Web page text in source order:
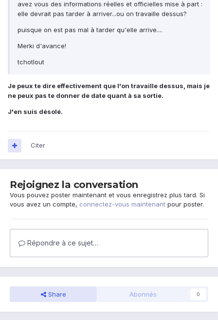
avez vous des informations réelles et officielles mise à part :
elle devrait pas tarder à arriver...ou on travaille dessus?
puisque on est pas mal à tarder qu'elle arrive....
Merki d'avance!
tchotlout
Je peux te dire effectivement que l'on travaille dessus, mais je
ne peux pas te donner de date quant à sa sortie.
J'en suis désolé.
Citer
Rejoignez la conversation
Vous pouvez poster maintenant et vous enregistrez plus tard. Si
vous avez un compte, connectez-vous maintenant pour poster.
Répondre à ce sujet…
Share Abonnés 0